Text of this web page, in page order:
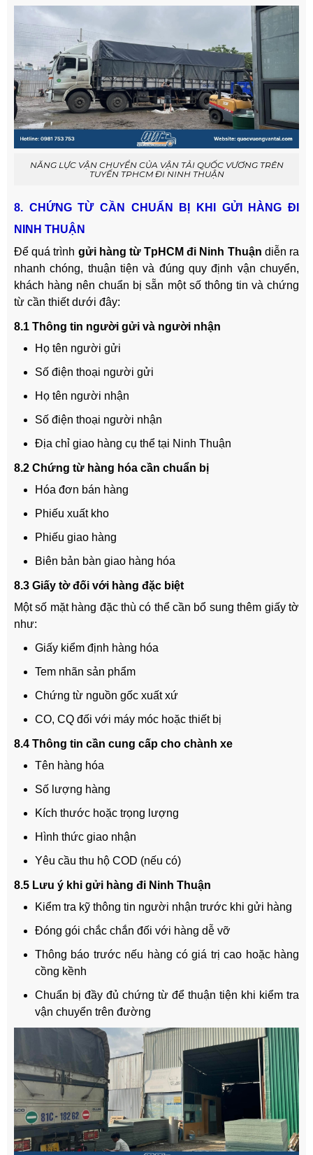
NĂNG LỰC VẬN CHUYỂN CỦA VẬN TẢI QUỐC VƯƠNG TRÊN
TUYẾN TPHCM ĐI NINH THUẬN
8. CHỨNG TỪ CẦN CHUẨN BỊ KHI GỬI HÀNG ĐI
NINH THUẬN
Để quá trình gửi hàng từ TpHCM đi Ninh Thuận diễn ra
nhanh chóng, thuận tiện và đúng quy định vận chuyển,
khách hàng nên chuẩn bị sẵn một số thông tin và chứng
từ cần thiết dưới đây:
8.1 Thông tin người gửi và người nhận
Họ tên người gửi
Số điện thoại người gửi
Họ tên người nhận
Số điện thoại người nhận
Địa chỉ giao hàng cụ thể tại Ninh Thuận
8.2 Chứng từ hàng hóa cần chuẩn bị
Hóa đơn bán hàng
Phiếu xuất kho
Phiếu giao hàng
Biên bản bàn giao hàng hóa
8.3 Giấy tờ đối với hàng đặc biệt
Một số mặt hàng đặc thù có thể cần bổ sung thêm giấy tờ
như:
Giấy kiểm định hàng hóa
Tem nhãn sản phẩm
Chứng từ nguồn gốc xuất xứ
CO, CQ đối với máy móc hoặc thiết bị
8.4 Thông tin cần cung cấp cho chành xe
Tên hàng hóa
Số lượng hàng
Kích thước hoặc trọng lượng
Hình thức giao nhận
Yêu cầu thu hộ COD (nếu có)
8.5 Lưu ý khi gửi hàng đi Ninh Thuận
Kiểm tra kỹ thông tin người nhận trước khi gửi hàng
Đóng gói chắc chắn đối với hàng dễ vỡ
Thông báo trước nếu hàng có giá trị cao hoặc hàng
cồng kềnh
Chuẩn bị đầy đủ chứng từ để thuận tiện khi kiểm tra
vận chuyển trên đường